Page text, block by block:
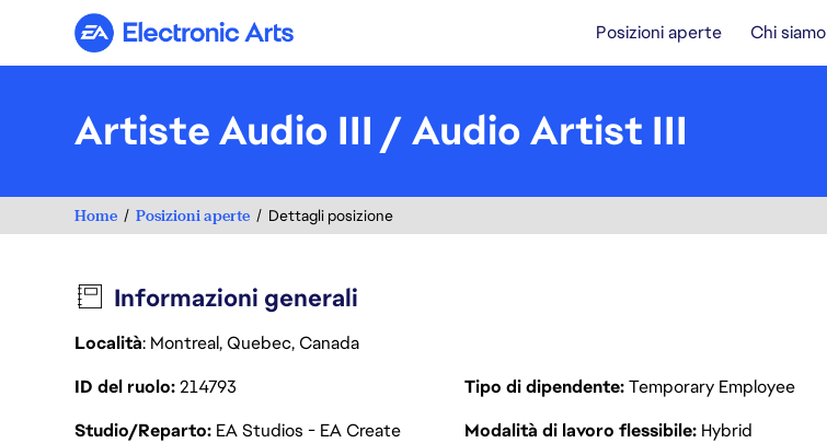
Electronic Arts Posizioni aperte Chi siamo
Artiste Audio III / Audio Artist III
Home Posizioni aperte Dettagli posizione
Informazioni generali
Località: Montreal, Quebec, Canada
ID del ruolo214793 Tipo di dipendente Temporary Employee
Studio/Reparto EA Studios - EA Create Modalità di lavoro flessibile Hybrid